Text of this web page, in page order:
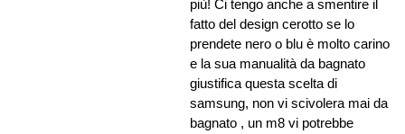
più! Ci tengo anche a smentire il
fatto del design cerotto se lo
prendete nero o blu è molto carino
e la sua manualità da bagnato
giustifica questa scelta di
samsung, non vi scivolera mai da
bagnato , un m8 vi potrebbe